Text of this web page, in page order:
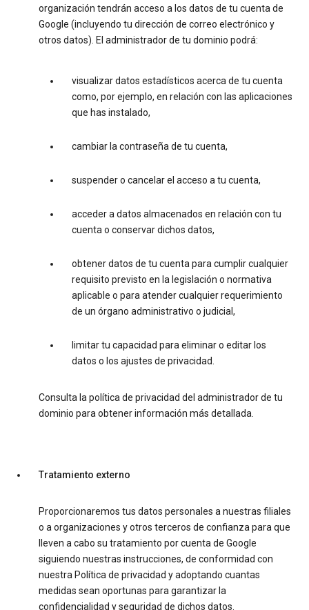
organización tendrán acceso a los datos de tu cuenta de
Google (incluyendo tu dirección de correo electrónico y
otros datos). El administrador de tu dominio podrá:
visualizar datos estadísticos acerca de tu cuenta
como, por ejemplo, en relación con las aplicaciones
que has instalado,
cambiar la contraseña de tu cuenta,
suspender o cancelar el acceso a tu cuenta,
acceder a datos almacenados en relación con tu
cuenta o conservar dichos datos,
obtener datos de tu cuenta para cumplir cualquier
requisito previsto en la legislación o normativa
aplicable o para atender cualquier requerimiento
de un órgano administrativo o judicial,
limitar tu capacidad para eliminar o editar los
datos o los ajustes de privacidad.
Consulta la política de privacidad del administrador de tu
dominio para obtener información más detallada.
Tratamiento externo
Proporcionaremos tus datos personales a nuestras filiales
o a organizaciones y otros terceros de confianza para que
lleven a cabo su tratamiento por cuenta de Google
siguiendo nuestras instrucciones, de conformidad con
nuestra Política de privacidad y adoptando cuantas
medidas sean oportunas para garantizar la
confidencialidad y seguridad de dichos datos.